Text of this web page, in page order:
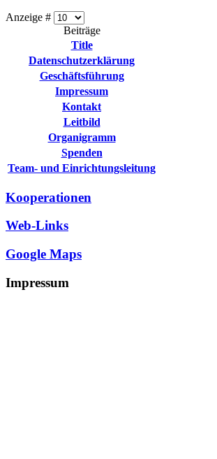
Anzeige #
Beiträge
Title
Datenschutzerklärung
Geschäftsführung
Impressum
Kontakt
Leitbild
Organigramm
Spenden
Team- und Einrichtungsleitung
Kooperationen
Web-Links
Google Maps
Impressum